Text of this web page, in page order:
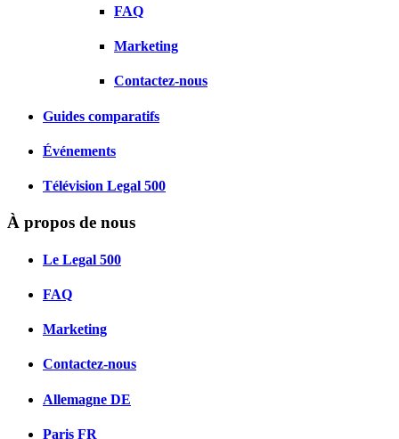
FAQ
Marketing
Contactez-nous
Guides comparatifs
Événements
Télévision Legal 500
À propos de nous
Le Legal 500
FAQ
Marketing
Contactez-nous
Allemagne DE
Paris FR